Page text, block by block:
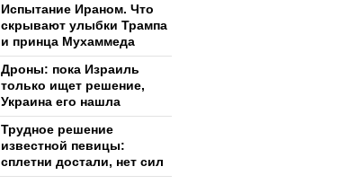
Испытание Ираном. Что
скрывают улыбки Трампа
и принца Мухаммеда
Дроны: пока Израиль
только ищет решение,
Украина его нашла
Трудное решение
известной певицы:
сплетни достали, нет сил